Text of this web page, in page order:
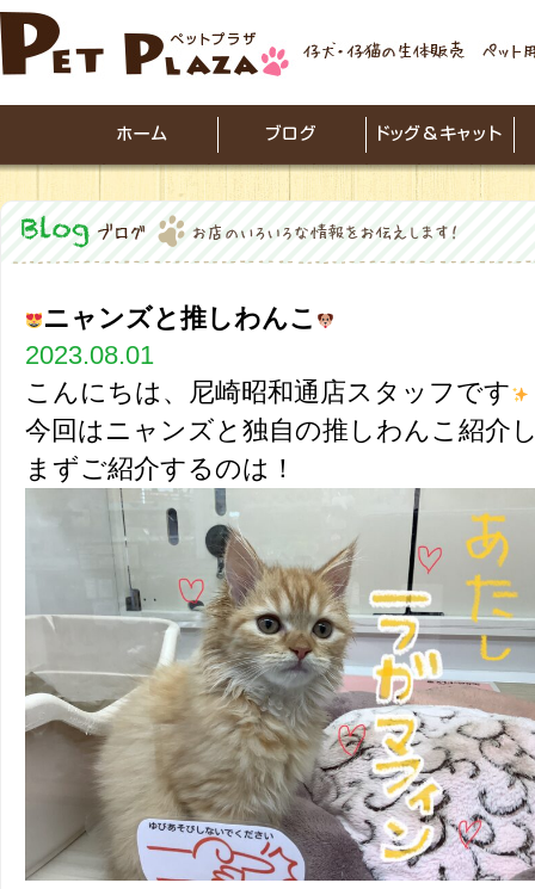
ニャンズと推しわんこ
2023.08.01
こんにちは、尼崎昭和通店スタッフです
今回はニャンズと独自の推しわんこ紹介
まずご紹介するのは！